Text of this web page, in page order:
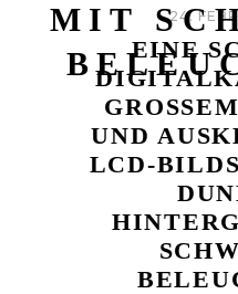
IT
24.
EINE
ND
CD-